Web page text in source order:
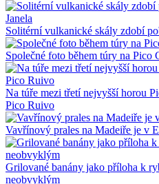
Solitérní vulkanické skály zdobí
Společné foto během túry na Pico
Na túře mezi třetí nejvyšší horou
Pico Ruivo
Vavřínový prales na Madeiře je v
Grilované banány jako příloha k
neobvyklým